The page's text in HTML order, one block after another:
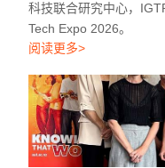
科技联合研究中心，
Tech Expo 2026。
阅读更多>